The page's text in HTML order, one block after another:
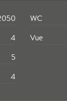
4
5
4
WC
Vue